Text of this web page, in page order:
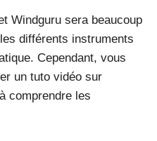
Windguru sera beaucoup
différents instruments
Cependant, vous
un tuto vidéo sur
comprendre les